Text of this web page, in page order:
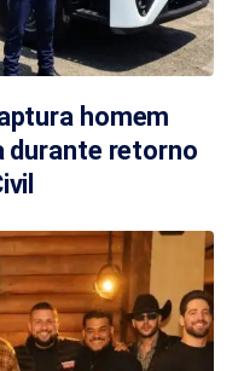
homem
durante retorno